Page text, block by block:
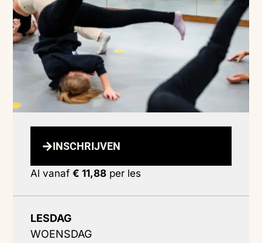
INSCHRIJVEN
Al vanaf€ 11,88 per les
LESDAG
WOENSDAG